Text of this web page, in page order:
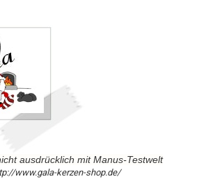
ausdrücklich mit Manus-Testwelt
www.gala-kerzen-shop.de/